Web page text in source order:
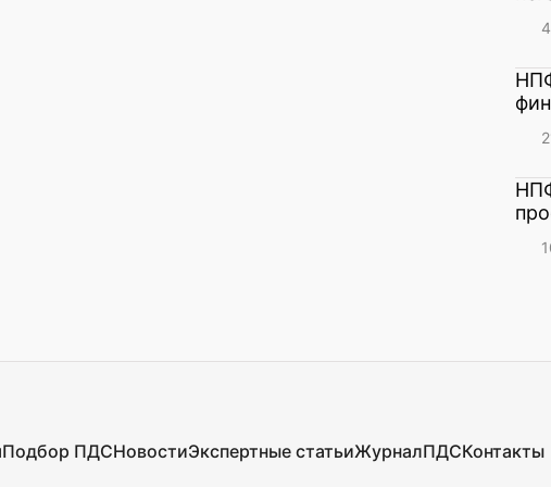
Подбор ПДСНовостиЭкспертные статьиЖурналПДСКонтакты